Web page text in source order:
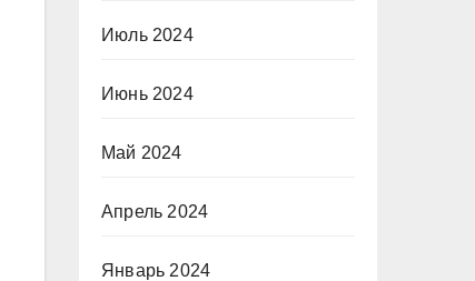
Июль 2024
Июнь 2024
Май 2024
Апрель 2024
Январь 2024